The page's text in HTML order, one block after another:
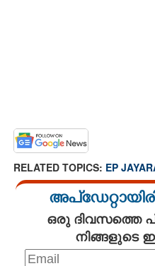
RELATED TOPICS: EP
ഒരു ദിവസത്തെ